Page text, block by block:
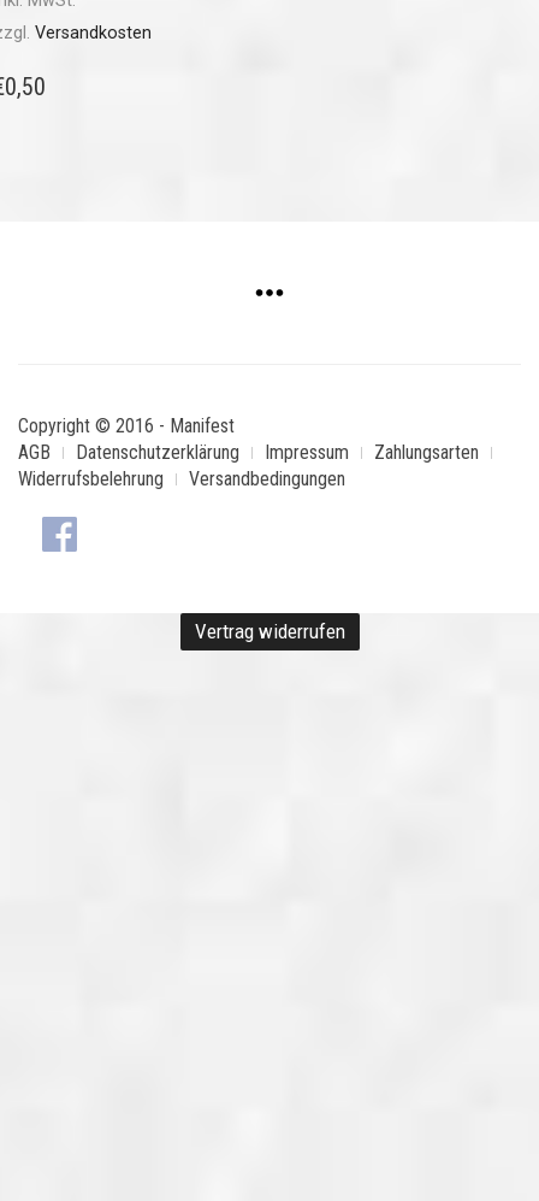
Versandkosten
0,50
Copyright © 2016 - Manifest
AGB
Datenschutzerklärung Impressum
Zahlungsarten
Widerrufsbelehrung
Versandbedingungen
Vertrag widerrufen